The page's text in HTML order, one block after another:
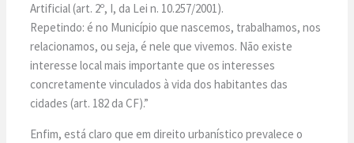
Artificial (art. 2º, I, da Lei n. 10.257/2001).
Repetindo: é no Município que nascemos, trabalhamos, nos
relacionamos, ou seja, é nele que vivemos. Não existe
interesse local mais importante que os interesses
concretamente vinculados à vida dos habitantes das
cidades (art. 182 da CF).”
Enfim, está claro que em direito urbanístico prevalece o